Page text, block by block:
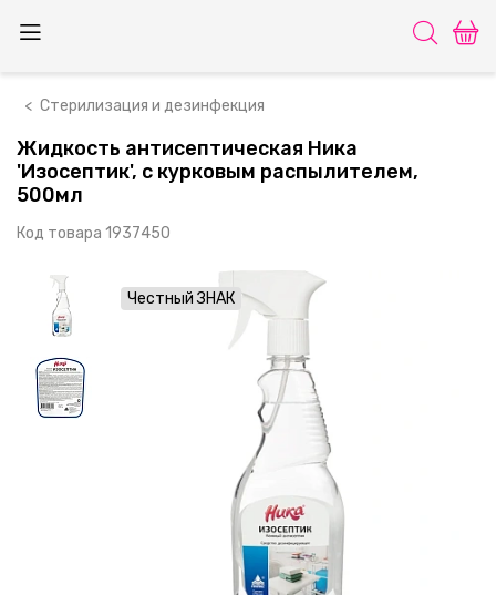
Стерилизация и дезинфекция
Жидкость антисептическая Ника
'Изосептик', с курковым распылителем,
500мл
Код товара 1937450
Честный ЗНАК